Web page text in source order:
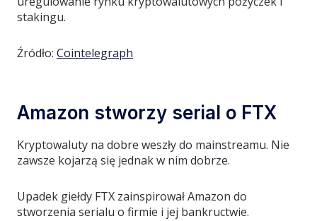
stakingu.
Źródło: Cointelegraph
Amazon stworzy serial o FTX
Kryptowaluty na dobre weszły do mainstreamu. Nie
zawsze kojarzą się jednak w nim dobrze.
Upadek giełdy FTX zainspirował Amazon do
stworzenia serialu o firmie i jej bankructwie.